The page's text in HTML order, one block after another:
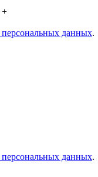
+
персональных данных.
персональных данных.